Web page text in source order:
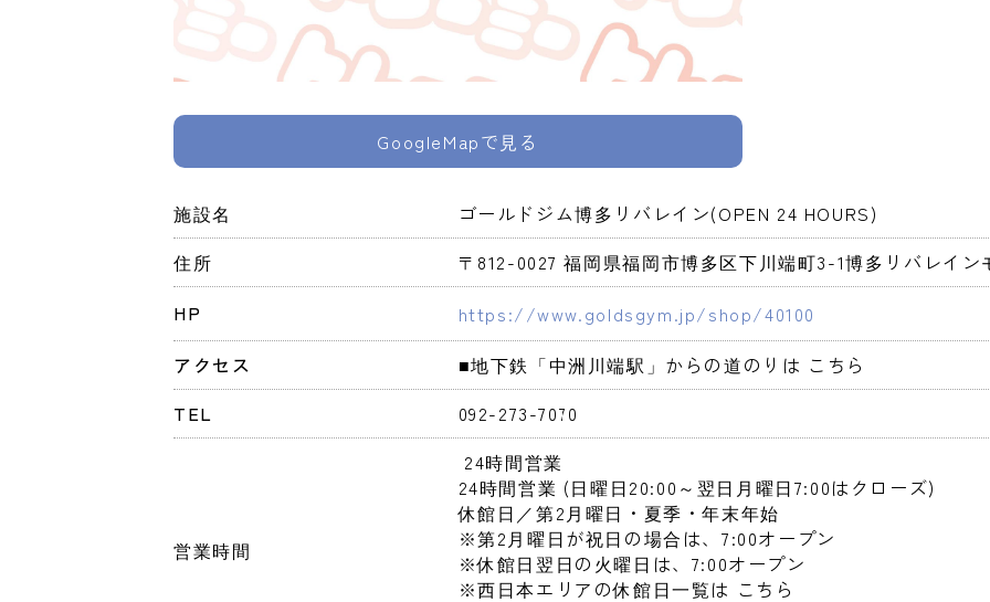
GoogleMapで見る
施設名
ゴールドジム博多リバレイン(OPEN 24 HOURS)
住所
〒812-0027 福岡県福岡市博多区下川端町3-1博多リバレイン
HP
https://www.goldsgym.jp/shop/40100
アクセス
■地下鉄「中洲川端駅」からの道のりは こちら
TEL
092-273-7070
営業時間
24時間営業
24時間営業 (日曜日20:00～翌日月曜日7:00はクローズ)
休館日／第2月曜日・夏季・年末年始
※第2月曜日が祝日の場合は、7:00オープン
※休館日翌日の火曜日は、7:00オープン
※西日本エリアの休館日一覧は こちら